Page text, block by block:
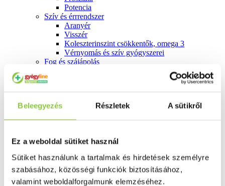
Beleegyezés Részletek A sütikről
Ez a weboldal sütiket használ
Sütiket használunk a tartalmak és hirdetések személyre
szabásához, közösségi funkciók biztosításához,
valamint weboldalforgalmunk elemzéséhez.
Potencia
Szív és érrrendszer
Aranyér
Visszér
Koleszterinszint csökkentők, omega 3
Vérnyomás és szív gyógyszerei
Fog és szájápolás
Fogselyem
Teák
Gyógyteák
Könyvek
Egészség ajándékba